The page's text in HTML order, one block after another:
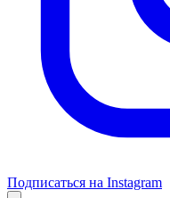
Подписаться на Instagram